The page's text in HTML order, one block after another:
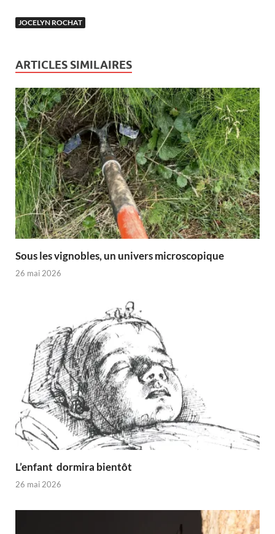
JOCELYN ROCHAT
ARTICLES SIMILAIRES
Sous les vignobles, un univers microscopique
26 mai 2026
L’enfant dormira bientôt
26 mai 2026